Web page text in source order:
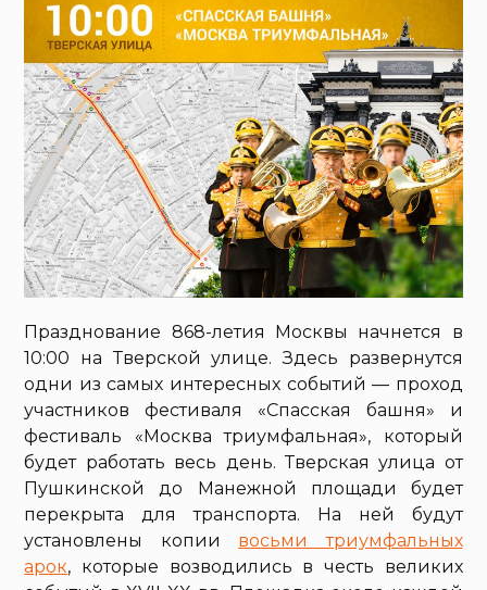
Празднование 868-летия Москвы начнется в
10:00 на Тверской улице. Здесь развернутся
одни из самых интересных событий — проход
участников фестиваля «Спасская башня» и
фестиваль «Москва триумфальная», который
будет работать весь день. Тверская улица от
Пушкинской до Манежной площади будет
перекрыта для транспорта. На ней будут
установлены копии восьми триумфальных
арок, которые возводились в честь великих